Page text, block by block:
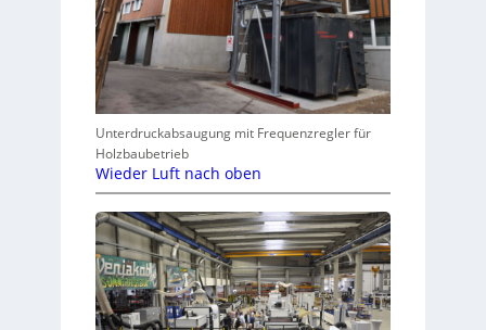
Unterdruckabsaugung mit Frequenzregler für
Holzbaubetrieb
Wieder Luft nach oben